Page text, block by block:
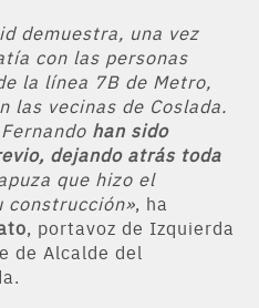
demuestra, una vez
con las personas
la línea 7B de Metro,
las vecinas de Coslada.
han sido
dejando atrás toda
que hizo el
construcción», ha
, portavoz de Izquierda
de Alcalde del